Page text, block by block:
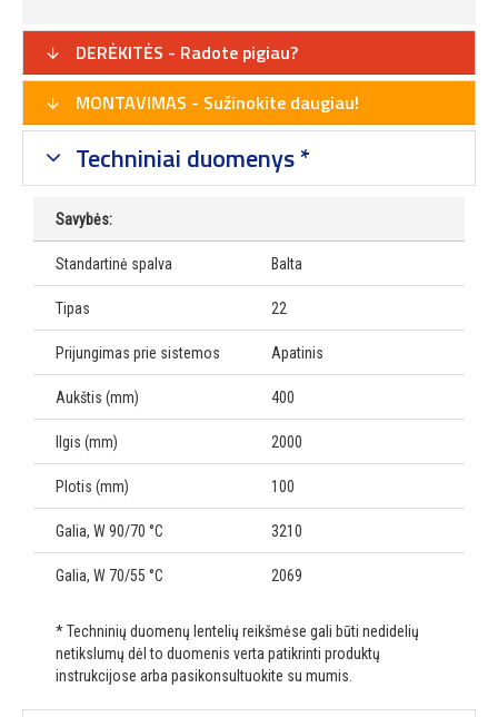
DERĖKITĖS - Radote pigiau?
MONTAVIMAS - Sužinokite daugiau!
Techniniai duomenys *
Savybės:
Standartinė spalva Balta
Tipas 22
Prijungimas prie sistemos Apatinis
Aukštis (mm) 400
Ilgis (mm) 2000
Plotis (mm) 100
Galia, W 90/70 °C 3210
Galia, W 70/55 °C 2069
* Techninių duomenų lentelių reikšmėse gali būti nedidelių
netikslumų dėl to duomenis verta patikrinti produktų
instrukcijose arba pasikonsultuokite su mumis.